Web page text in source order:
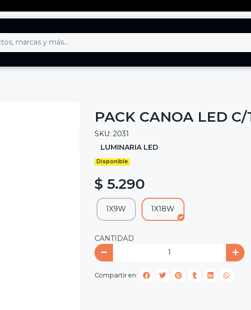
PACK CANOA LED
SKU: 2031
LUMINARIA LED
Disponible
$ 5.290
1X9W 1X18W
CANTIDAD
Compartir en: